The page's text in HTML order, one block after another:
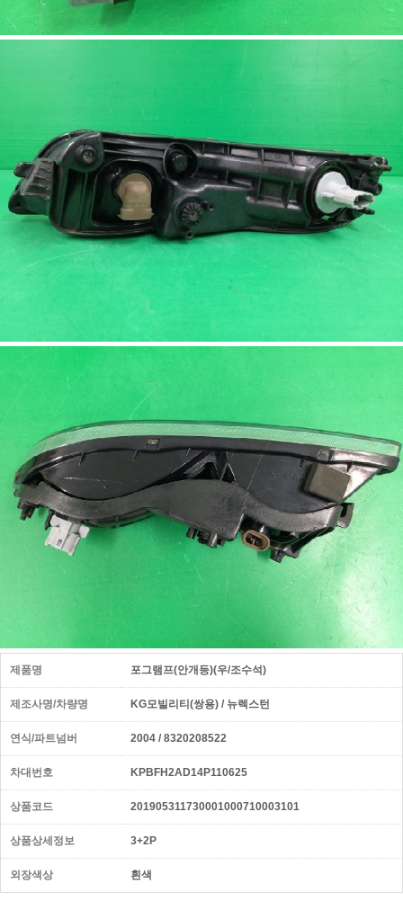
제품명 포그램프(안개등)(우/조수석)
제조사명/차량명 KG모빌리티(쌍용) / 뉴렉스턴
연식/파트넘버 2004 / 8320208522
차대번호 KPBFH2AD14P110625
상품코드 201905311730001000710003101
상품상세정보 3+2P
외장색상 흰색